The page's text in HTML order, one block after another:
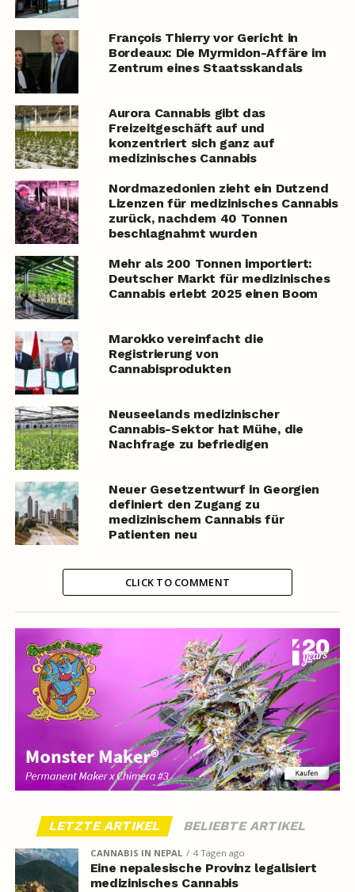
François Thierry vor Gericht in
Bordeaux: Die Myrmidon-Affäre im
Zentrum eines Staatsskandals
Aurora Cannabis gibt das
Freizeitgeschäft auf und
konzentriert sich ganz auf
medizinisches Cannabis
Nordmazedonien zieht ein Dutzend
Lizenzen für medizinisches Cannabis
zurück, nachdem 40 Tonnen
beschlagnahmt wurden
Mehr als 200 Tonnen importiert:
Deutscher Markt für medizinisches
Cannabis erlebt 2025 einen Boom
Marokko vereinfacht die
Registrierung von
Cannabisprodukten
Neuseelands medizinischer
Cannabis-Sektor hat Mühe, die
Nachfrage zu befriedigen
Neuer Gesetzentwurf in Georgien
definiert den Zugang zu
medizinischem Cannabis für
Patienten neu
CLICK TO COMMENT
LETZTE ARTIKEL BELIEBTE ARTIKEL
CANNABIS IN NEPAL 4 Tagen ago
Eine nepalesische Provinz legalisiert
medizinisches Cannabis